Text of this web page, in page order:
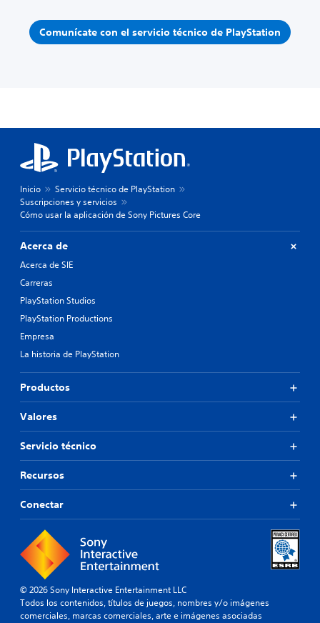
Comunícate con el servicio técnico de PlayStation
Inicio
Servicio técnico de PlayStation
Suscripciones y servicios
Cómo usar la aplicación de Sony Pictures Core
Acerca de
Acerca de SIE
Carreras
PlayStation Studios
PlayStation Productions
Empresa
La historia de PlayStation
Productos
Valores
Servicio técnico
Recursos
Conectar
© 2026 Sony Interactive Entertainment LLC
Todos los contenidos, títulos de juegos, nombres y/o imágenes
comerciales, marcas comerciales, arte e imágenes asociadas